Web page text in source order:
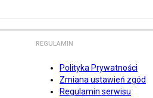
REGULAMIN
Polityka Prywatności
Zmiana ustawień zgód
Regulamin serwisu